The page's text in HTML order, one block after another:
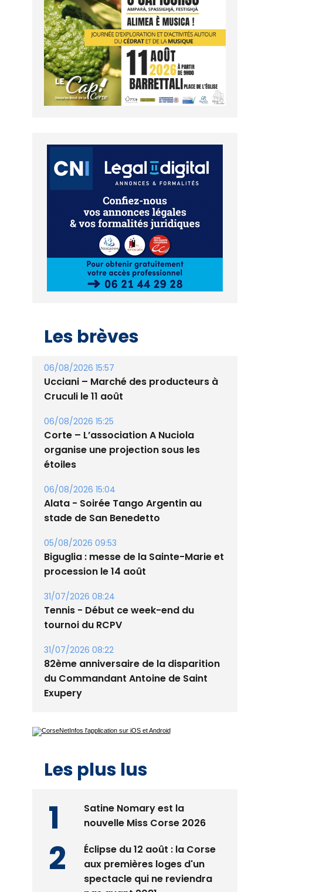
Les brèves
06/08/2026 15:57
Ucciani – Marché des producteurs à
Cruculi le 11 août
06/08/2026 15:25
Corte – L’association A Nuciola
organise une projection sous les
étoiles
06/08/2026 15:04
Alata - Soirée Tango Argentin au
stade de San Benedetto
05/08/2026 09:53
Biguglia : messe de la Sainte-Marie et
procession le 14 août
31/07/2026 08:24
Tennis - Début ce week-end du
tournoi du RCPV
31/07/2026 08:22
82ème anniversaire de la disparition
du Commandant Antoine de Saint
Exupery
Les plus lus
Satine Nomary est la
nouvelle Miss Corse 2026
Éclipse du 12 août : la Corse
aux premières loges d'un
spectacle qui ne reviendra